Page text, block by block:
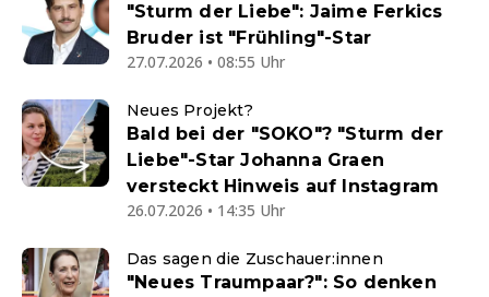
"Sturm der Liebe": Jaime Ferkics
Bruder ist "Frühling"-Star
27.07.2026 • 08:55 Uhr
Neues Projekt?
Bald bei der "SOKO"? "Sturm der
Liebe"-Star Johanna Graen
versteckt Hinweis auf Instagram
26.07.2026 • 14:35 Uhr
Das sagen die Zuschauer:innen
"Neues Traumpaar?": So denken